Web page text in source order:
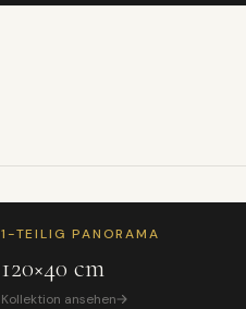
1-TEILIG PANORAMA
120×40 cm
Kollektion ansehen